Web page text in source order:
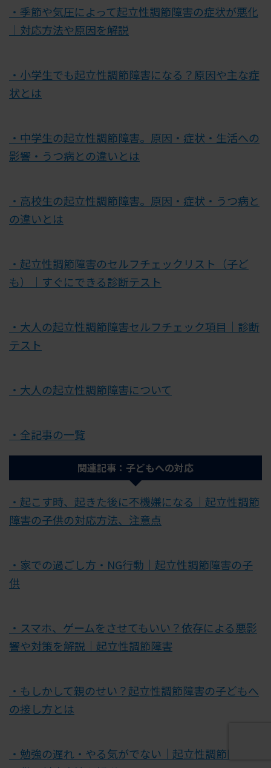
・季節や気圧によって起立性調節障害の症状が悪化
｜対応方法や原因を解説
・小学生でも起立性調節障害になる？原因や主な症
状とは
・中学生の起立性調節障害。原因・症状・生活への
影響・うつ病との違いとは
・高校生の起立性調節障害。原因・症状・うつ病と
の違いとは
・起立性調節障害のセルフチェックリスト（子ど
も）｜すぐにできる診断テスト
・大人の起立性調節障害セルフチェック項目｜診断
テスト
・大人の起立性調節障害について
・全記事の一覧
関連記事：子どもへの対応
・起こす時、起きた後に不機嫌になる｜起立性調節
障害の子供の対応方法、注意点
・家での過ごし方・NG行動｜起立性調節障害の子
供
・スマホ、ゲームをさせてもいい？依存による悪影
響や対策を解説｜起立性調節障害
・もしかして親のせい？起立性調節障害の子どもへ
の接し方とは
・勉強の遅れ・やる気がでない｜起立性調節障害の